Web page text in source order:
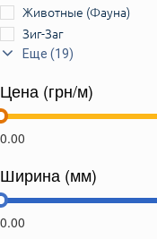
Животные (Фауна)
Зиг-Заг
Камуфляж
Леопард или Тигр
Лица
Мозаика
Мультикам
Неопределенный
Полоски
Еще (19)
Цена (грн/м)
Ширина (мм)